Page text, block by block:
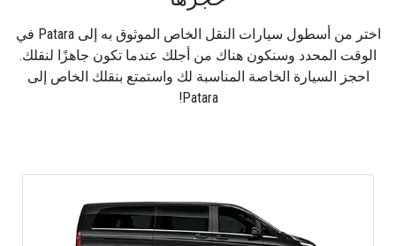
اختر من أسطول سيارات النقل الخاص الموثوق به إلى Patara في
الوقت المحدد وسنكون هناك من أجلك عندما تكون جاهزًا لنقلك.
احجز السيارة الخاصة المناسبة لك واستمتع بنقلك الخاص إلى
Patara!